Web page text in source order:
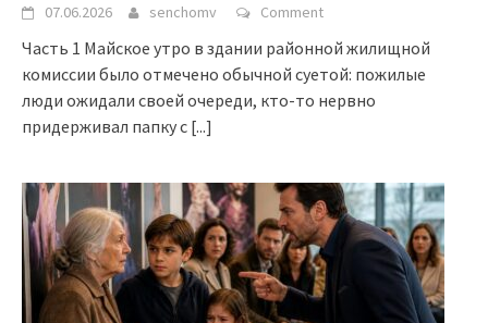
07.06.2026 senchomv Comment
Часть 1 Майское утро в здании районной жилищной
комиссии было отмечено обычной суетой: пожилые
люди ожидали своей очереди, кто-то нервно
придерживал папку с [...]